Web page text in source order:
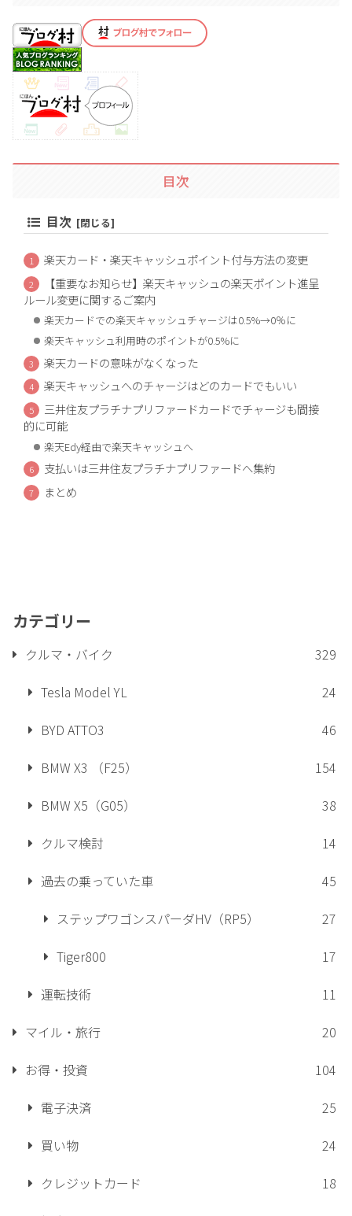
目次
目次
楽天カード・楽天キャッシュポイント付与方法の変更
【重要なお知らせ】楽天キャッシュの楽天ポイント進呈
ルール変更に関するご案内
楽天カードでの楽天キャッシュチャージは0.5%→0％に
楽天キャッシュ利用時のポイントが0.5%に
楽天カードの意味がなくなった
楽天キャッシュへのチャージはどのカードでもいい
三井住友プラチナプリファードカードでチャージも間接
的に可能
楽天Edy経由で楽天キャッシュへ
支払いは三井住友プラチナプリファードへ集約
まとめ
カテゴリー
クルマ・バイク
329
Tesla Model YL
24
BYD ATTO3
46
BMW X3 （F25）
154
BMW X5（G05）
38
クルマ検討
14
過去の乗っていた車
45
ステップワゴンスパーダHV（RP5）
27
Tiger800
17
運転技術
11
マイル・旅行
20
お得・投資
104
電子決済
25
買い物
24
クレジットカード
18